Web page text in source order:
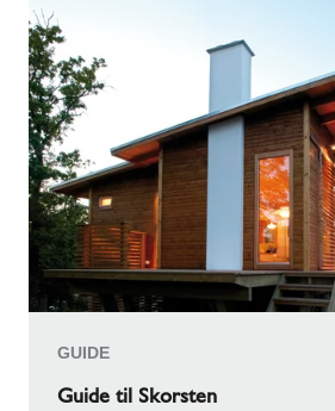
GUIDE
Guide til Skorsten